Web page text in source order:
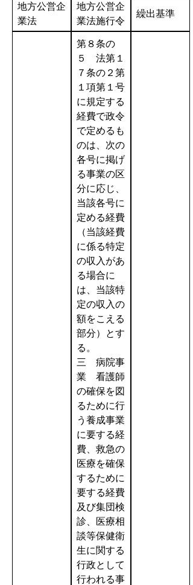
地方公営企
業法
地方公営企
業法施行令
繰出基準
第８条の
５ 法第１
７条の２第
１項第１号
に規定する
経費で政令
で定めるも
のは、次の
各号に掲げ
る事業の区
分に応じ、
当該各号に
定める経費
（当該経費
に係る特定
の収入があ
る場合に
は、当該特
定の収入の
額をこえる
部分）とす
る。
三 病院事
業 看護師
の確保を図
るために行
う養成事業
に要する経
費、救急の
医療を確保
するために
要する経費
及び集団検
診、医療相
談等保健衛
生に関する
行政として
行われる事